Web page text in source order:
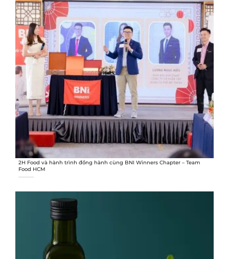
2H Food và hành trình đồng hành cùng BNI Winners Chapter – Team
Food HCM